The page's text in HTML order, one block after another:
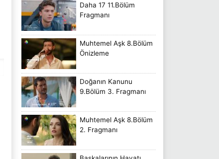
Daha 17 11.Bölüm
Fragmanı
Muhtemel Aşk 8.Bölüm
Önizleme
Doğanın Kanunu
9.Bölüm 3. Fragmanı
Muhtemel Aşk 8.Bölüm
2. Fragmanı